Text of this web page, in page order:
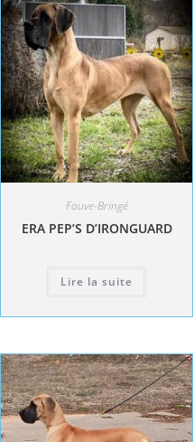
Fauve-Bringé
ERA PEP’S D’IRONGUARD
Lire la suite